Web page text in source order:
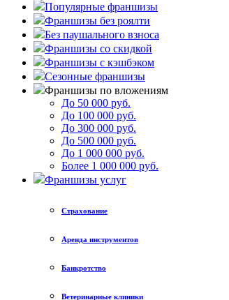
Популярные франшизы
Франшизы без роялти
Без паушального взноса
Франшизы со скидкой
Франшизы с кэшбэком
Сезонные франшизы
Франшизы по вложениям
До 50 000 руб.
До 100 000 руб.
До 300 000 руб.
До 500 000 руб.
До 1 000 000 руб.
Более 1 000 000 руб.
Франшизы услуг
Страхование
Аренда инструментов
Банкротство
Ветеринарные клиники